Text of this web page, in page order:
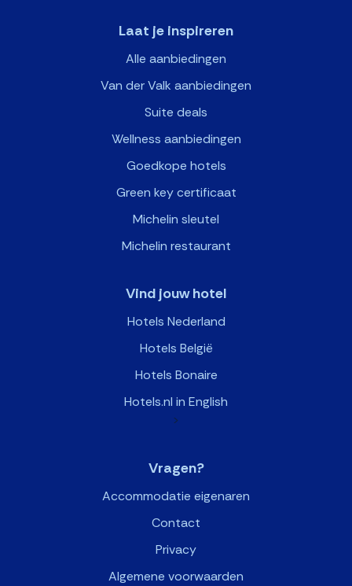
Laat je inspireren
Alle aanbiedingen
Van der Valk aanbiedingen
Suite deals
Wellness aanbiedingen
Goedkope hotels
Green key certificaat
Michelin sleutel
Michelin restaurant
Vind jouw hotel
Hotels Nederland
Hotels België
Hotels Bonaire
Hotels.nl in English
>
Vragen?
Accommodatie eigenaren
Contact
Privacy
Algemene voorwaarden